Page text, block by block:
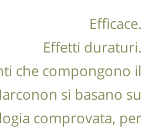
Efficace.
Effetti duraturi.
che compongono il
si basano su
comprovata, per